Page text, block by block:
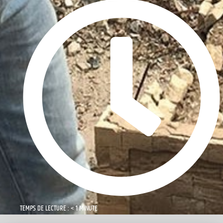
TEMPS DE LECTURE : < 1 MINUTE